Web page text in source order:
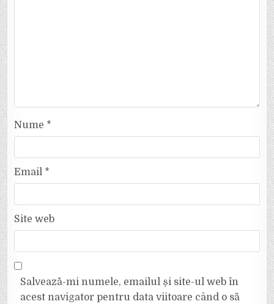
Nume *
Email *
Site web
Salvează-mi numele, emailul și site-ul web în
acest navigator pentru data viitoare când o să